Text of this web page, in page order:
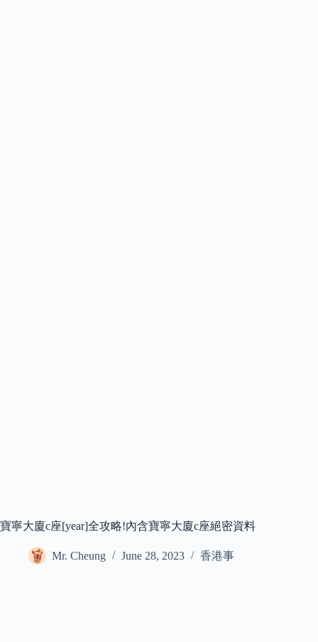
寶寧大廈c座[year]全攻略!內含寶寧大廈c座絕密資料
Mr. Cheung June 28, 2023 香港事